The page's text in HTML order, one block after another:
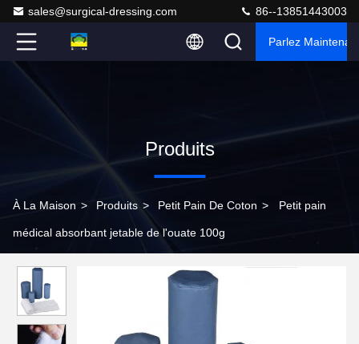
sales@surgical-dressing.com 86--13851443003
Parlez
Produits
À La Maison > Produits > Petit Pain De Coton > Petit pain
médical absorbant jetable de l'ouate 100g